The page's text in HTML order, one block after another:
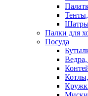
Палки для
Посуда